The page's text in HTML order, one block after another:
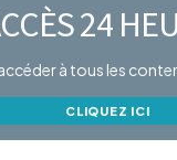
24
à tous les
CLIQUEZ ICI